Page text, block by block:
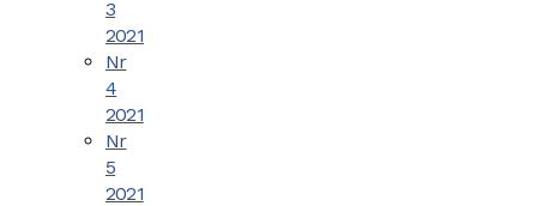
3
2021
Nr
4
2021
Nr
5
2021